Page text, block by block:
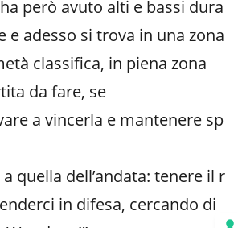
però avuto alti e bassi dura
e adesso si trova in una zona
classifica, in piena zona
da fare, se
a vincerla e mantenere sp
quella dell’andata: tenere il r
in difesa, cercando di